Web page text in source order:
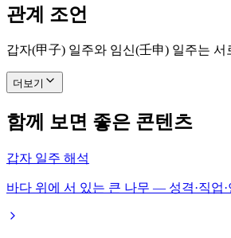
관계 조언
갑자(甲子) 일주와 임신(壬申) 일주는
더보기
함께 보면 좋은 콘텐츠
갑자 일주 해석
바다 위에 서 있는 큰 나무 — 성격·직업·